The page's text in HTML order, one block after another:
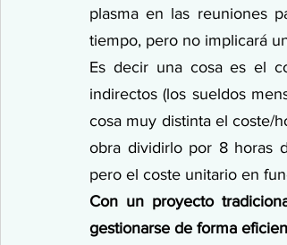
plasma en las reuniones
tiempo, pero no implicará
Es decir una cosa es el
indirectos (los sueldos
cosa muy distinta el coste/
obra dividirlo por 8 horas
pero el coste unitario en
Con un proyecto
gestionarse de forma